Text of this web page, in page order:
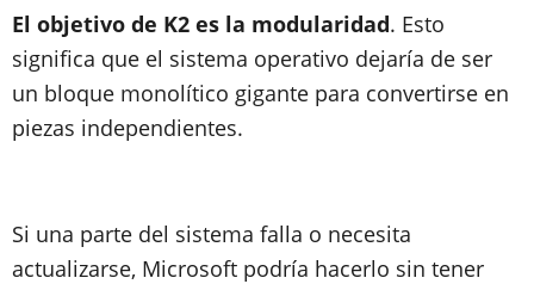
El objetivo de K2 es la modularidad. Esto
significa que el sistema operativo dejaría de ser
un bloque monolítico gigante para convertirse en
piezas independientes.
Si una parte del sistema falla o necesita
actualizarse, Microsoft podría hacerlo sin tener